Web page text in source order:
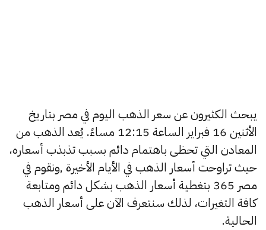
يبحث الكثيرون عن سعر الذهب اليوم في مصر بتاريخ
الأثنين 16 فبراير الساعة 12:15 مساءً. يُعد الذهب من
المعادن التي تحظى باهتمام دائم بسبب تذبذب أسعاره،
حيث تراوحت أسعار الذهب في الأيام الأخيرة ,ونقوم في
مصر 365 بتغطية أسعار الذهب بشكل دائم ومتابعة
كافة التغيرات، لذلك سنتعرف الآن على أسعار الذهب
الحالية.